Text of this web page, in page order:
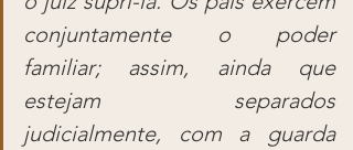
conjuntamente o poder
familiar; assim, ainda que
estejam separados
judicialmente, com a guarda